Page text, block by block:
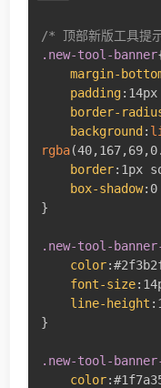
/* 顶部新版工具提
.new-tool-banner
margin-
padding:
border-
background :
rgba(40,167,69,
border: 1px
box-shadow:
}
.new-tool-
color:
font-size:
line-height :
}
.new-tool-
color: